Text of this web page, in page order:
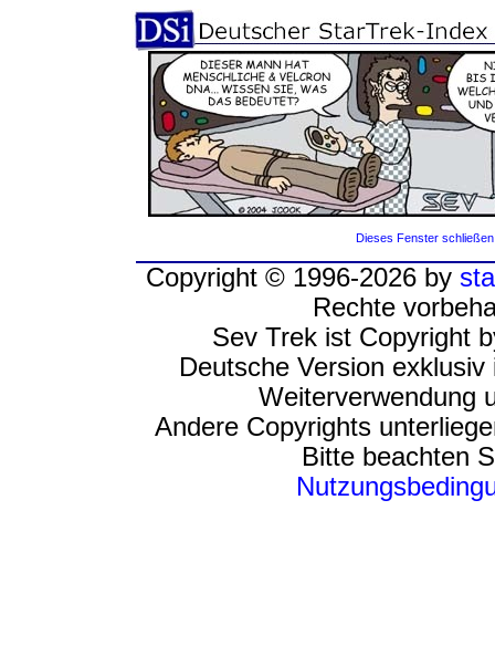
Dieses Fenster schließen
Copyright © 1996-2026 by
Rechte
Sev Trek ist Copyright
Deutsche Version
Weiterverwendung
Andere Copyrights
Bitte beachten